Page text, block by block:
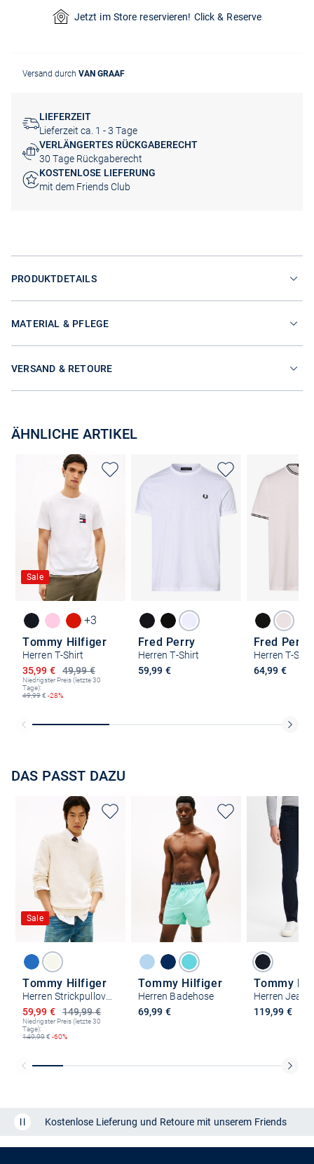
Jetzt im Store reservieren! Click & Reserve
Versand durch VAN GRAAF
LIEFERZEIT
Lieferzeit ca. 1 - 3 Tage
VERLÄNGERTES RÜCKGABERECHT
30 Tage Rückgaberecht
KOSTENLOSE LIEFERUNG
mit dem Friends Club
PRODUKTDETAILS
MATERIAL & PFLEGE
VERSAND & RETOURE
ÄHNLICHE ARTIKEL
Sale
+3
Tommy Hilfiger
Herren T-Shirt
49,99 €
Ermäßigter Preis
35,99 €
Niedrigster Preis (letzte 30
Tage):
49,99€ -28%
Fred Perry
Herren T-Shirt
59,99 €
Fred Perry
Herren T-Shirt
64,99 €
DAS PASST DAZU
Sale
Tommy Hilfiger
Herren Strickpullover
149,99 €
Ermäßigter Preis
59,99 €
Niedrigster Preis (letzte 30
Tage):
149,99€ -60%
Tommy Hilfiger
Herren Badehose
69,99 €
Tommy
119,99 €
Kostenlose Lieferung und Retoure mit unserem Friends
CLUB